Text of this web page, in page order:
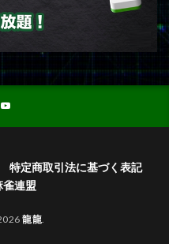
特定商取引法に基づく表記
雀連盟
龍龍.